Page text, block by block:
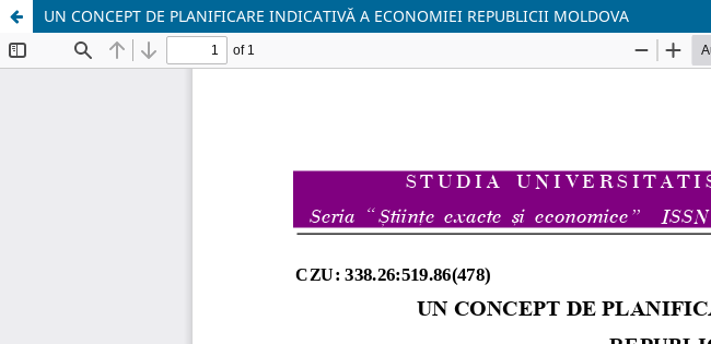
UN CONCEPT DE PLANIFICARE INDICATIVĂ A ECONOMIEI REPUBLICII MOLDOVA